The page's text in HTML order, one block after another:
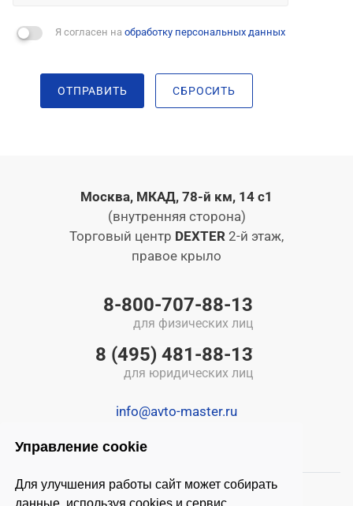
Управление cookie
Для улучшения работы сайт может собирать
Я согласен на обработку персональных данных
ОТПРАВИТЬ СБРОСИТЬ
Москва, МКАД, 78-й км, 14 с1
(внутренняя сторона)
Торговый центр DEXTER 2-й этаж,
правое крыло
8-800-707-88-13
для физических лиц
8 (495) 481-88-13
для юридических лиц
info@avto-master.ru